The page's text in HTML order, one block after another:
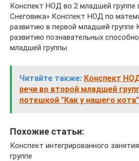
Конспект НОД во 2 младшей группе
Снеговика» Конспект НОД по
развитию в первой младшей
развитию познавательных
младшей группы
Читайте также: Конспект
речи во второй младшей
потешкой "Как у нашего
Похожие статьи:
Конспект интегрированного
группе